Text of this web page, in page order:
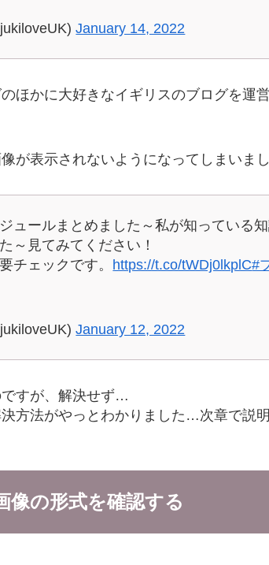
January 14, 2022
ほかに大好きなイギリスのブログを運
が表示されないようになってしまいま
ュールまとめました～私が知っている
～見てみてください！
チェックです。 https://t.co/tWDj0lkplC#
January 12, 2022
すが、解決せず…
方法がやっとわかりました…次章で説明
像の形式を確認する